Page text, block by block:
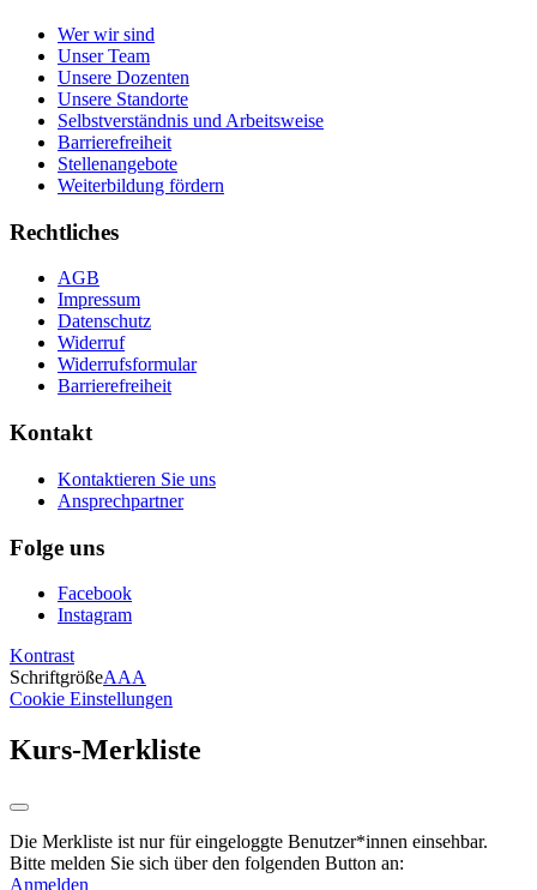
Wer wir sind
Unser Team
Unsere Dozenten
Unsere Standorte
Selbstverständnis und Arbeitsweise
Barrierefreiheit
Stellenangebote
Weiterbildung fördern
Rechtliches
AGB
Impressum
Datenschutz
Widerruf
Widerrufsformular
Barrierefreiheit
Kontakt
Kontaktieren Sie uns
Ansprechpartner
Folge uns
Facebook
Instagram
Kontrast
SchriftgrößeAAA
Cookie Einstellungen
Kurs-Merkliste
Die Merkliste ist nur für eingeloggte Benutzer*innen einsehbar.
Bitte melden Sie sich über den folgenden Button an:
Anmelden